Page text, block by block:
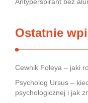
Ostatnie
Cewnik Foleya – jaki
Psycholog Ursus –
psychologicznej i jak